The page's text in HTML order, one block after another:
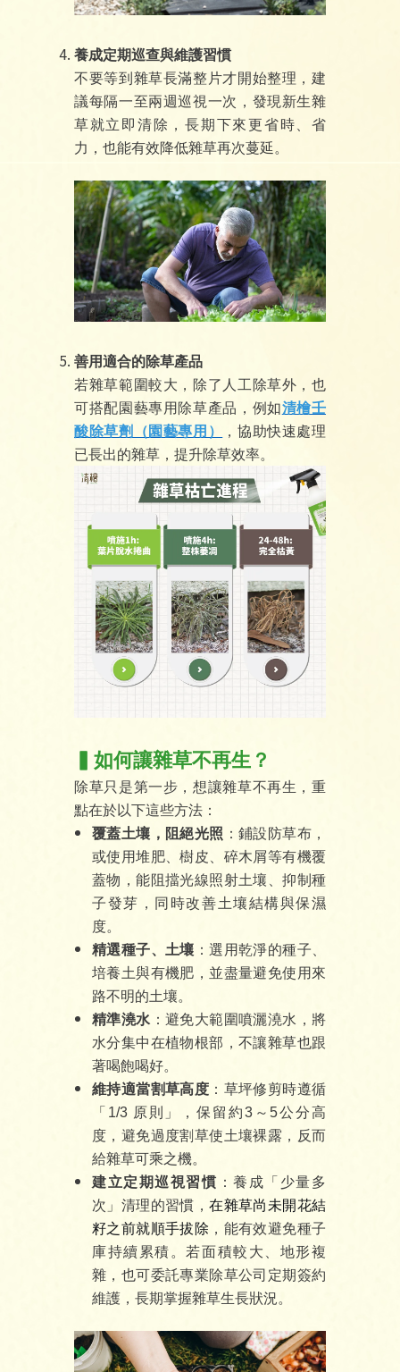
養成定期巡查與維護習慣
不要等到雜草長滿整片才開始整理，建
議每隔一至兩週巡視一次，發現新生雜
草就立即清除，長期下來更省時、省
力，也能有效降低雜草再次蔓延。
善用適合的除草產品
若雜草範圍較大，除了人工除草外，也
可搭配園藝專用除草產品，例如清檜壬
酸除草劑（園藝專用）
，協助快速處理
已長出的雜草，提升除草效率。
▍如何讓雜草不再生？
除草只是第一步，想讓雜草不再生，重
點在於以下這些方法：
覆蓋土壤，阻絕光照 ：鋪設防草布，
或使用堆肥、樹皮、碎木屑等有機覆
蓋物，能阻擋光線照射土壤、抑制種
子發芽，同時改善土壤結構與保濕
度。
精選種子、土壤 ：選用乾淨的種子、
培養土與有機肥，並盡量避免使用來
路不明的土壤。
精準澆水 ：避免大範圍噴灑澆水，將
水分集中在植物根部，不讓雜草也跟
著喝飽喝好。
維持適當割草高度 ：草坪修剪時遵循
「1/3 原則」，保留約3～5公分高
度，避免過度割草使土壤裸露，反而
給雜草可乘之機。
建立定期巡視習慣 ：養成「少量多
次」清理的習慣，在雜草尚未開花結
籽之前就順手拔除 ，能有效避免種子
庫持續累積。若面積較大、地形複
雜，也可委託專業除草公司定期簽約
維護，長期掌握雜草生長狀況。